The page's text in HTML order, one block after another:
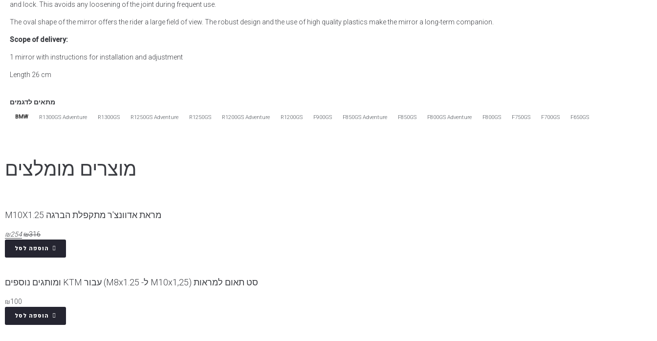
and lock. This avoids any loosening of the joint during frequent use.
The oval shape of the mirror offers the rider a large field of view. The robust design and the use of high quality plastics make the mirror a long-term companion.
Scope of delivery:
1 mirror with instructions for installation and adjustment
Length 26 cm
מתאים לדגמים
BMW F650GS
F700GS
F750GS
F800GS
F800GS Adventure
F850GS
F850GS Adventure
F900GS
R1200GS
R1200GS Adventure
R1250GS
R1250GS Adventure
R1300GS
R1300GS Adventure
מוצרים מומלצים
מראת אדוונצ'ר מתקפלת הברגה M10X1.25
₪316
₪254
הוספה לסל
סט תאום למראות (M10x1,25 ל- M8x1.25) עבור KTM ומותגים נוספים
₪100
הוספה לסל
אפס